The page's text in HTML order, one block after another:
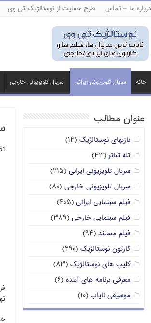
درباره ما – تماس طرح حمایت از نوستالژیک تی وی
خانه سریال تلویزیونی ایرانی سریال تلویزیونی خارجی
عنوان مطالب
بازیهای نوستالژیک (۱۴)
تله تئاتر(۴۳)
سریال تلویزیونی ایرانی (۲۱۵)
سریال تلویزیونی خارجی (۸۰)
فیلم سینمایی ایرانی (۴۰۵)
فیلم سینمایی خارجی (۳۸۹)
فیلم مستند (۹۴)
کارتون نوستالژیک (۲۹۰)
کلیپ های نوستالژیک (۸۳)
معرفی برنامه های آینده (۶)
موسیقی نایاب (۱۰)